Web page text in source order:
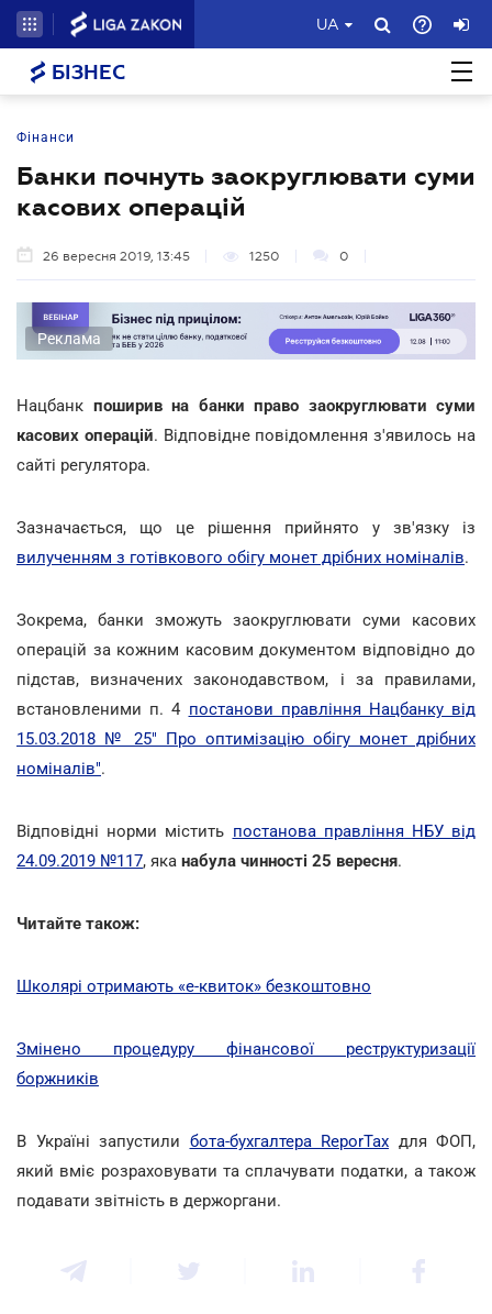
UA
БІЗНЕС
Фінанси
Банки почнуть заокруглювати суми
касових операцій
26 вересня 2019, 13:45 1250 0
Реклама
Нацбанк поширив на банки право заокруглювати суми
касових операцій. Відповідне повідомлення з'явилось на
сайті регулятора.
Зазначається, що це рішення прийнято у зв'язку із
вилученням з готівкового обігу монет дрібних номіналів.
Зокрема, банки зможуть заокруглювати суми касових
операцій за кожним касовим документом відповідно до
підстав, визначених законодавством, і за правилами,
встановленими п. 4 постанови правління Нацбанку від
15.03.2018 № 25" Про оптимізацію обігу монет дрібних
номіналів".
Відповідні норми містить постанова правління НБУ від
24.09.2019 №117, яка набула чинності 25 вересня.
Читайте також:
Школярі отримають «е-квиток» безкоштовно
Змінено процедуру фінансової реструктуризації
боржників
В Україні запустили бота-бухгалтера ReporTax для ФОП,
який вміє розраховувати та сплачувати податки, а також
подавати звітність в держоргани.